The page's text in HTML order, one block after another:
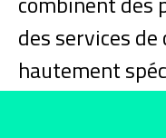
des services
hautement
bénéficient de